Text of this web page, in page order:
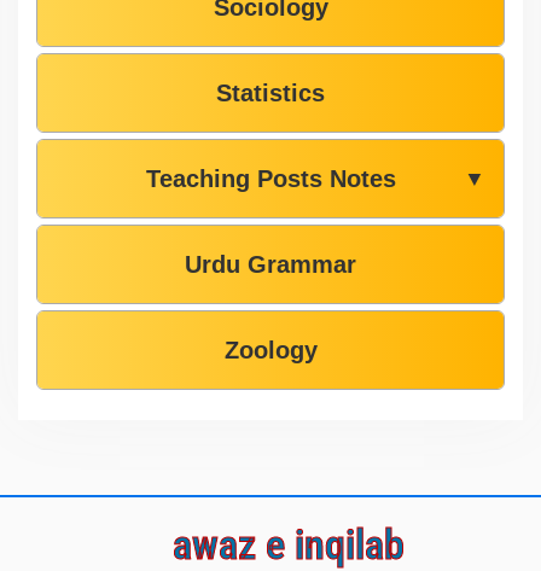
Sociology
Statistics
Teaching Posts Notes ▼
Urdu Grammar
Zoology
awaz e inqilab